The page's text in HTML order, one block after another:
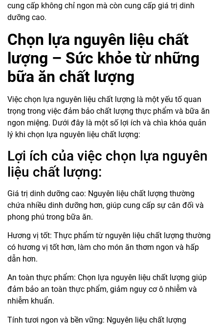
cung cấp không chỉ ngon mà còn cung cấp giá trị dinh
dưỡng cao.
Chọn lựa nguyên liệu chất
lượng – Sức khỏe từ những
bữa ăn chất lượng
Việc chọn lựa nguyên liệu chất lượng là một yếu tố quan
trọng trong việc đảm bảo chất lượng thực phẩm và bữa ăn
ngon miệng. Dưới đây là một số lợi ích và chìa khóa quản
lý khi chọn lựa nguyên liệu chất lượng:
Lợi ích của việc chọn lựa nguyên
liệu chất lượng:
Giá trị dinh dưỡng cao: Nguyên liệu chất lượng thường
chứa nhiều dinh dưỡng hơn, giúp cung cấp sự cân đối và
phong phú trong bữa ăn.
Hương vị tốt: Thực phẩm từ nguyên liệu chất lượng thường
có hương vị tốt hơn, làm cho món ăn thơm ngon và hấp
dẫn hơn.
An toàn thực phẩm: Chọn lựa nguyên liệu chất lượng giúp
đảm bảo an toàn thực phẩm, giảm nguy cơ ô nhiễm và
nhiễm khuẩn.
Tính tươi ngon và bền vững: Nguyên liệu chất lượng